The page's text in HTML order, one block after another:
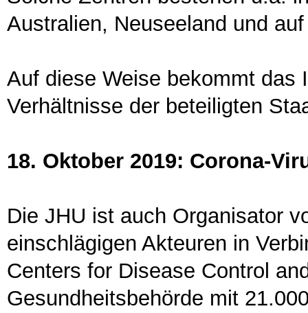
Australien, Neuseeland und
Auf diese Weise bekommt das
Verhältnisse der beteiligten
18. Oktober 2019: Corona-
Die JHU ist auch Organisator
einschlägigen Akteuren in
Centers for Disease Control
Gesundheitsbehörde mit